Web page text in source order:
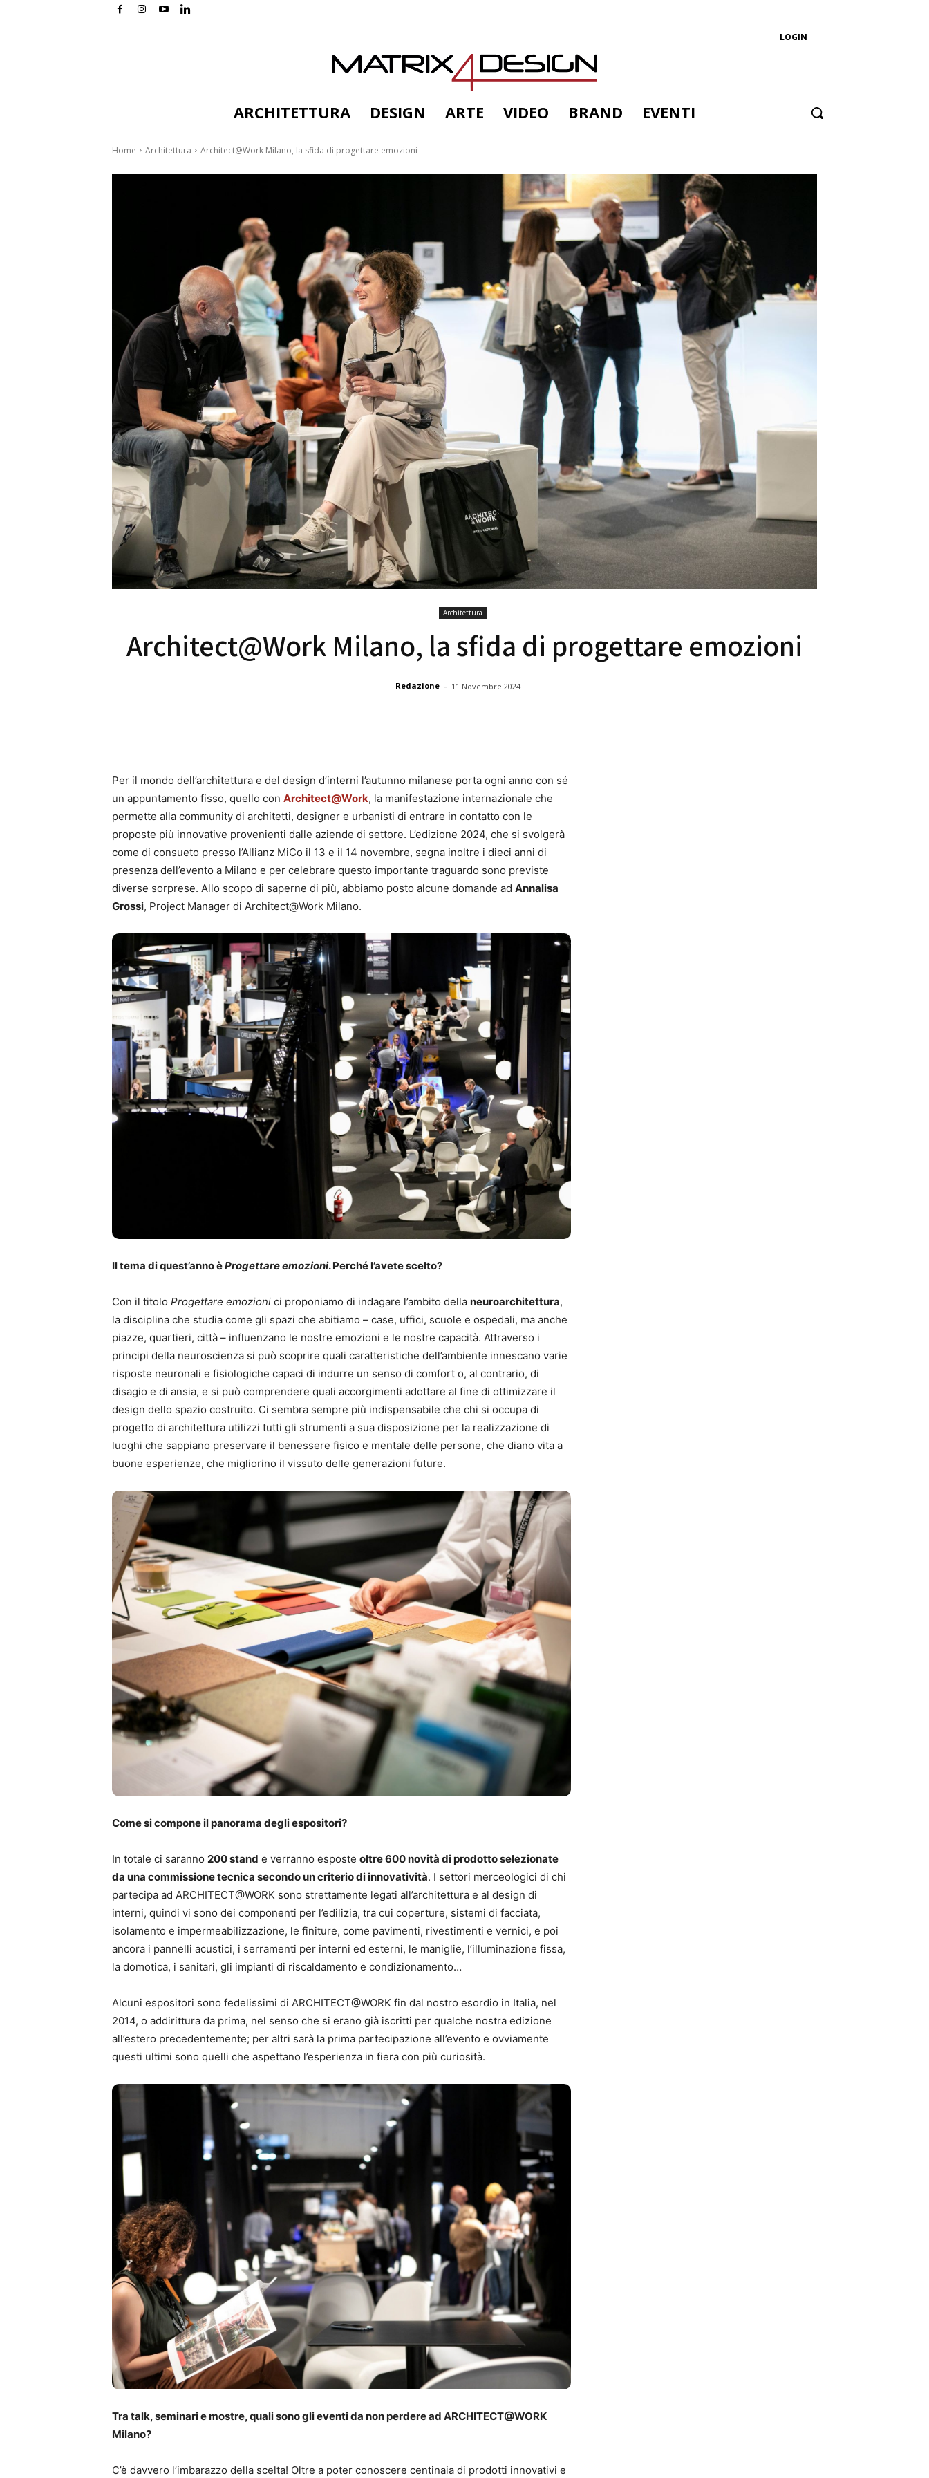
LOGIN
ARCHITETTURA DESIGN ARTE VIDEO BRAND EVENTI
Home Architettura Architect@Work Milano, la sfida di progettare emozioni
Architettura
Architect@Work Milano, la sfida di progettare emozioni
Redazione - 11 Novembre 2024
Per il mondo dell’architettura e del design d’interni l’autunno milanese porta ogni anno con sé
un appuntamento fisso, quello con Architect@Work, la manifestazione internazionale che
permette alla community di architetti, designer e urbanisti di entrare in contatto con le
proposte più innovative provenienti dalle aziende di settore. L’edizione 2024, che si svolgerà
come di consueto presso l’Allianz MiCo il 13 e il 14 novembre, segna inoltre i dieci anni di
presenza dell’evento a Milano e per celebrare questo importante traguardo sono previste
diverse sorprese. Allo scopo di saperne di più, abbiamo posto alcune domande ad Annalisa
Grossi, Project Manager di Architect@Work Milano.
Il tema di quest’anno èProgettare emozioni. Perché l’avete scelto?
Con il titolo Progettare emozioni ci proponiamo di indagare l’ambito della neuroarchitettura,
la disciplina che studia come gli spazi che abitiamo – case, uffici, scuole e ospedali, ma anche
piazze, quartieri, città – influenzano le nostre emozioni e le nostre capacità. Attraverso i
principi della neuroscienza si può scoprire quali caratteristiche dell’ambiente innescano varie
risposte neuronali e fisiologiche capaci di indurre un senso di comfort o, al contrario, di
disagio e di ansia, e si può comprendere quali accorgimenti adottare al fine di ottimizzare il
design dello spazio costruito. Ci sembra sempre più indispensabile che chi si occupa di
progetto di architettura utilizzi tutti gli strumenti a sua disposizione per la realizzazione di
luoghi che sappiano preservare il benessere fisico e mentale delle persone, che diano vita a
buone esperienze, che migliorino il vissuto delle generazioni future.
Come si compone il panorama degli espositori?
In totale ci saranno 200 stand e verranno esposte oltre 600 novità di prodotto selezionate
da una commissione tecnica secondo un criterio di innovatività. I settori merceologici di chi
partecipa ad ARCHITECT@WORK sono strettamente legati all’architettura e al design di
interni, quindi vi sono dei componenti per l’edilizia, tra cui coperture, sistemi di facciata,
isolamento e impermeabilizzazione, le finiture, come pavimenti, rivestimenti e vernici, e poi
ancora i pannelli acustici, i serramenti per interni ed esterni, le maniglie, l’illuminazione fissa,
la domotica, i sanitari, gli impianti di riscaldamento e condizionamento…
Alcuni espositori sono fedelissimi di ARCHITECT@WORK fin dal nostro esordio in Italia, nel
2014, o addirittura da prima, nel senso che si erano già iscritti per qualche nostra edizione
all’estero precedentemente; per altri sarà la prima partecipazione all’evento e ovviamente
questi ultimi sono quelli che aspettano l’esperienza in fiera con più curiosità.
Tra talk, seminari e mostre, quali sono gli eventi da non perdere ad ARCHITECT@WORK
Milano?
C’è davvero l’imbarazzo della scelta! Oltre a poter conoscere centinaia di prodotti innovativi e